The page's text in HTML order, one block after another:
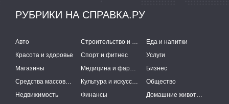
РУБРИКИ НА СПРАВКА.РУ
Авто Строительство и ремонт
Еда и напитки
Красота и здоровье
Спорт и фитнес
Услуги
Магазины
Медицина и фармацевтика
Бизнес
Средства массовой информации
Культура и искусство
Общество
Недвижимость
Финансы
Домашние животные